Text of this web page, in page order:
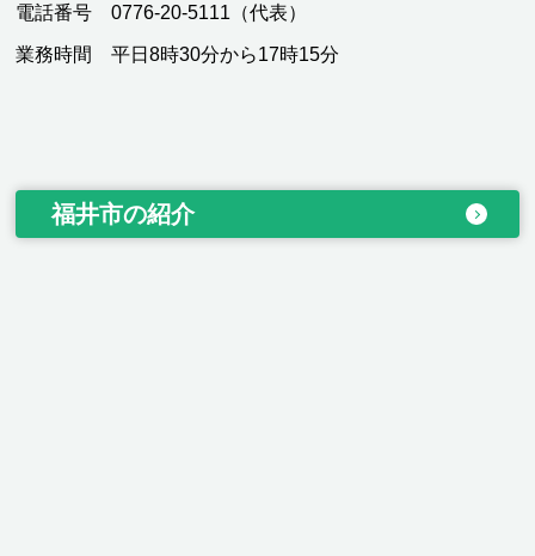
電話番号 0776-20-5111（代表）
業務時間 平日8時30分から17時15分
福井市の紹介